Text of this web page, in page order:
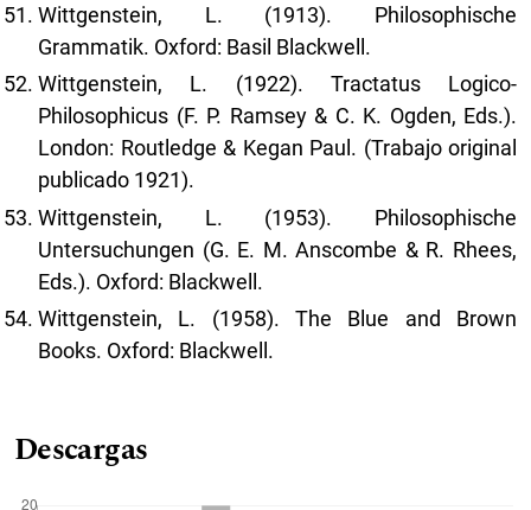
Wittgenstein, L. (1913). Philosophische
Grammatik. Oxford: Basil Blackwell.
Wittgenstein, L. (1922). Tractatus Logico-
Philosophicus (F. P. Ramsey & C. K. Ogden, Eds.).
London: Routledge & Kegan Paul. (Trabajo original
publicado 1921).
Wittgenstein, L. (1953). Philosophische
Untersuchungen (G. E. M. Anscombe & R. Rhees,
Eds.). Oxford: Blackwell.
Wittgenstein, L. (1958). The Blue and Brown
Books. Oxford: Blackwell.
Descargas